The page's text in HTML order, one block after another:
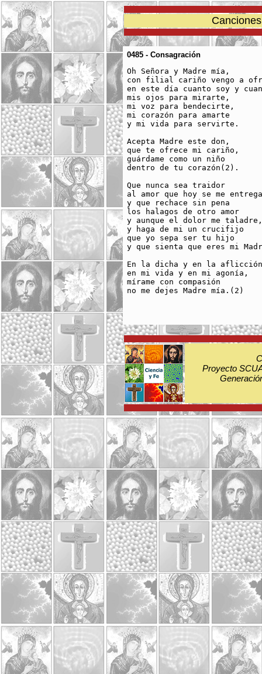
0485 - Consagración
Oh Señora y Madre mía,
con filial cariño vengo a
en este día cuanto soy y
mis ojos para mirarte,
mi voz para bendecirte,
mi corazón para amarte
y mi vida para servirte.
Acepta Madre este don,
que te ofrece mi cariño,
guárdame como un niño
dentro de tu corazón(2).
Que nunca sea traidor
al amor que hoy se me
y que rechace sin pena
los halagos de otro amor
y aunque el dolor me
y haga de mi un crucifijo
que yo sepa ser tu hijo
y que sienta que eres mi
En la dicha y en la
en mi vida y en mi agonía,
mírame con compasión
no me dejes Madre mía.(2)
Proyecto